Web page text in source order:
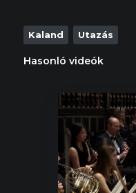
Kaland Utazás
Hasonló videók